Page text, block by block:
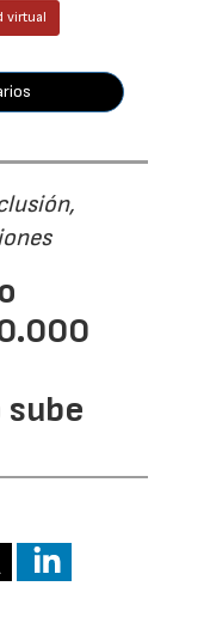
virtual